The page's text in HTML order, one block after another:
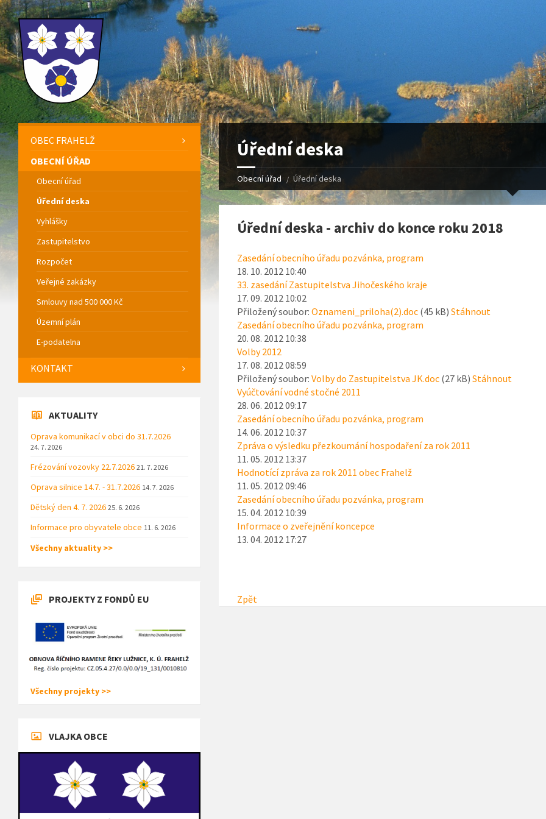
Úřední deska
Obecní úřad Úřední deska
Úřední deska - archiv do konce roku 2018
Zasedání obecního úřadu pozvánka, program
18. 10. 2012 10:40
33. zasedání Zastupitelstva Jihočeského kraje
17. 09. 2012 10:02
Přiložený soubor: Oznameni_priloha(2).doc(45 kB) Stáhnout
Zasedání obecního úřadu pozvánka, program
20. 08. 2012 10:38
Volby 2012
17. 08. 2012 08:59
Přiložený soubor: Volby do Zastupitelstva JK.doc(27 kB) Stáhnout
Vyúčtování vodné stočné 2011
28. 06. 2012 09:17
Zasedání obecního úřadu pozvánka, program
14. 06. 2012 10:37
Zpráva o výsledku přezkoumání hospodaření za rok 2011
11. 05. 2012 13:37
Hodnotící zpráva za rok 2011 obec Frahelž
11. 05. 2012 09:46
Zasedání obecního úřadu pozvánka, program
15. 04. 2012 10:39
Informace o zveřejnění koncepce
13. 04. 2012 17:27
Zpět
OBEC FRAHELŽ
OBECNÍ ÚŘAD
Obecní úřad
Úřední deska
Vyhlášky
Zastupitelstvo
Rozpočet
Veřejné zakázky
Smlouvy nad 500 000 Kč
Územní plán
E-podatelna
KONTAKT
AKTUALITY
Oprava komunikací v obci do 31.7.2026
24. 7. 2026
Frézování vozovky 22.7.2026 21. 7. 2026
Oprava silnice 14.7. - 31.7.2026 14. 7. 2026
Dětský den 4. 7. 2026 25. 6. 2026
Informace pro obyvatele obce 11. 6. 2026
Všechny aktuality >>
PROJEKTY Z FONDŮ EU
Všechny projekty >>
VLAJKA OBCE